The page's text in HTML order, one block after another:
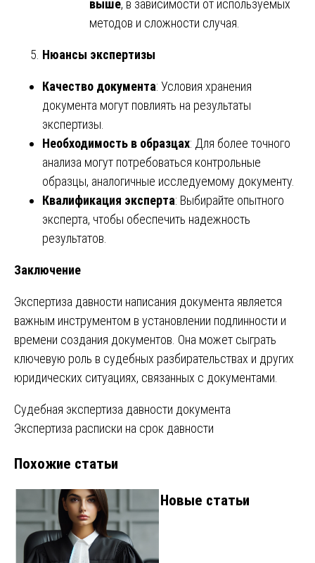
выше, в зависимости от используемых
методов и сложности случая.
Нюансы экспертизы
Качество документа: Условия хранения
документа могут повлиять на результаты
экспертизы.
Необходимость в образцах: Для более точного
анализа могут потребоваться контрольные
образцы, аналогичные исследуемому документу.
Квалификация эксперта: Выбирайте опытного
эксперта, чтобы обеспечить надежность
результатов.
Заключение
Экспертиза давности написания документа является
важным инструментом в установлении подлинности и
времени создания документов. Она может сыграть
ключевую роль в судебных разбирательствах и других
юридических ситуациях, связанных с документами.
Навигация
записям
Судебная экспертиза давности документа
Экспертиза расписки на срок давности
Похожие статьи
Новые статьи